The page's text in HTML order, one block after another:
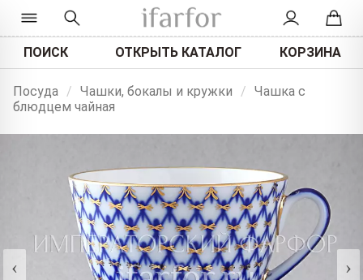
ПОИСК ОТКРЫТЬ КАТАЛОГ КОРЗИНА
Посуда / Чашки, бокалы и кружки / Чашка с
блюдцем чайная
‹ ›